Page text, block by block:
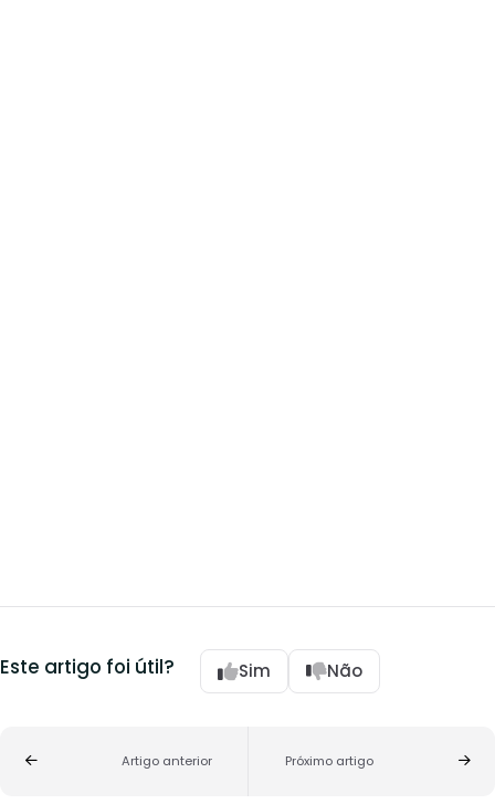
Este artigo foi útil? Sim Não
Artigo anterior Próximo artigo